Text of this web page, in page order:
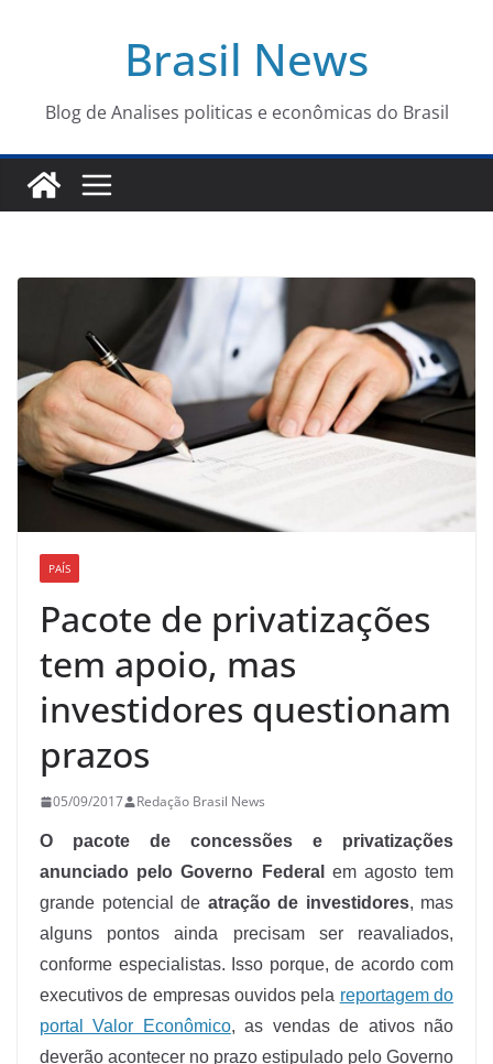
conteúdo
Brasil News
Blog de Analises politicas e econômicas do Brasil
PAÍS
Pacote de privatizações
tem apoio, mas
investidores questionam
prazos
05/09/2017 Redação Brasil News
O pacote de concessões e privatizações
anunciado pelo Governo Federal
em agosto tem
grande potencial de atração de investidores, mas
alguns pontos ainda precisam ser reavaliados,
conforme especialistas. Isso porque, de acordo com
executivos de empresas ouvidos pela reportagem do
portal Valor Econômico, as vendas de ativos não
deverão acontecer no prazo estipulado pelo Governo